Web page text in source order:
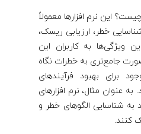
این نرم افزارها معمولاً
خطر، ارزیابی ریسک،
ویژگی‌ها به کاربران این
جامع‌تری به خطرات نگاه
برای بهبود فرآیندهای
عنوان مثال، نرم افزارهای
شناسایی الگوهای خطر و
کنند.